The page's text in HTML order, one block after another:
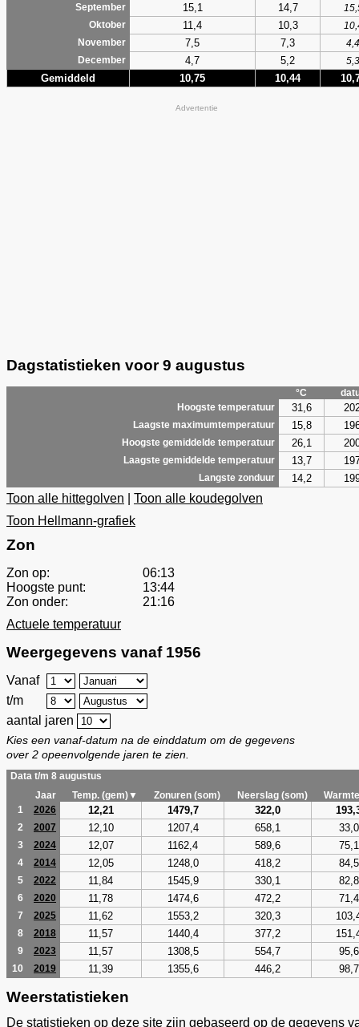
September
15,1 14,7
Oktober
11,4 10,3
November
7,5 7,3
4,4
December
4,7 5,2 5,3
Gemiddeld 10,75 10,44
Advertentie
Dagstatistieken voor 9 augustus
°C
Hoogste temperatuur
31,6
Laagste maximumtemperatuur 15,8
Hoogste gemiddelde temperatuur 26,1
Laagste gemiddelde temperatuur 13,7
Langste zonduur 14,2
Toon alle hittegolven
Toon alle koudegolven
Toon Hellmann-grafiek
Zon
Zon op:
06:13
Hoogste punt:
13:44
Zon onder:
21:16
Actuele temperatuur
Weergegevens vanaf 1956
Vanaf
t/m
aantal jaren
Kies een vanaf-datum na de einddatum om de gegevens
over 2 opeenvolgende jaren te zien.
Data t/m 8 augustus
Jaar
Temp. (gem)▼ Zonuren (som) Neerslag (som)
1
2026 12,21 1479,7 322,0
2 2007 12,10 1207,4 658,1 33,0
3 2024 12,07 1162,4 589,6 75,1
4 2014 12,05 1248,0 418,2 84,5
5 2022 11,84 1545,9 330,1 82,8
6 2020 11,78 1474,6 472,2 71,4
7 2025 11,62 1553,2 320,3
8 2018 11,57 1440,4 377,2
9 2023 11,57 1308,5 554,7 95,6
10 2019 11,39 1355,6 446,2 98,7
Weerstatistieken
De statistieken op deze site zijn gebaseerd op de gegevens